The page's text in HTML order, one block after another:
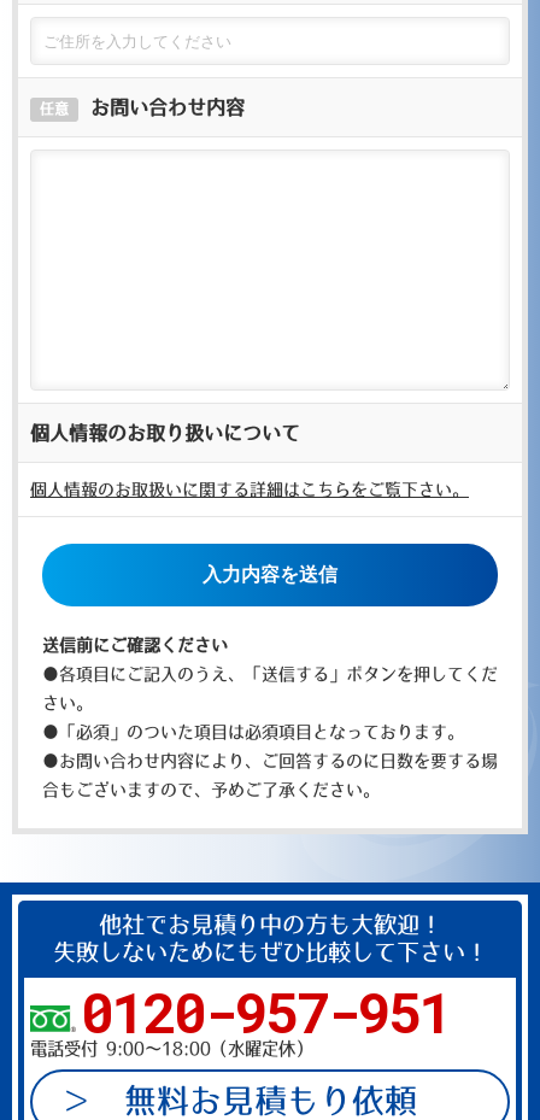
任意 お問い合わせ内容
個人情報のお取り扱いについて
個人情報のお取扱いに関する詳細はこちらをご覧下さい。
こ
の
ィ
ー
ル
ド
は
空
に
て
だ
さ
い。
送信前にご確認ください
●各項目にご記入のうえ、「送信する」ボタンを押してくだ
さい。
●「必須」のついた項目は必須項目となっております。
●お問い合わせ内容により、ご回答するのに日数を要する場
合もございますので、予めご了承ください。
他社でお見積り中の方も大歓迎！
失敗しないためにもぜひ比較して下さい！
0120-957-951
電話受付 9:00～18:00（水曜定休）
無料お見積もり依頼